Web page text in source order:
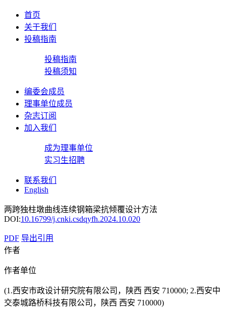
首页
关于我们
投稿指南
投稿指南
投稿须知
编委会成员
理事单位成员
杂志订阅
加入我们
成为理事单位
实习生招聘
联系我们
English
两跨独柱墩曲线连续钢箱梁抗倾覆设计方法
DOI:10.16799/j.cnki.csdqyfh.2024.10.020
PDF 导出引用
作者
作者单位
(1.西安市政设计研究院有限公司，陕西 西安 710000; 2.西安中
交泰城路桥科技有限公司，陕西 西安 710000)